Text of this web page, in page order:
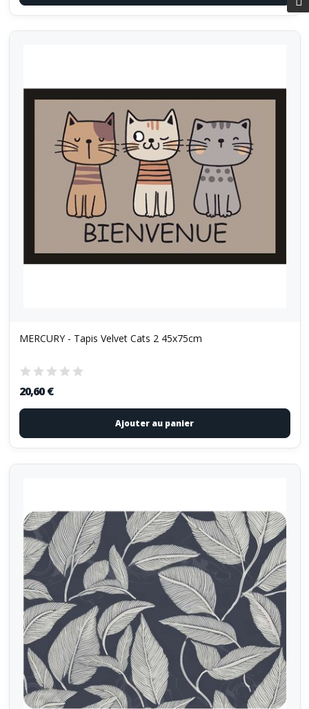
MERCURY - Tapis Velvet Cats 2 45x75cm
20,60 €
Ajouter au panier